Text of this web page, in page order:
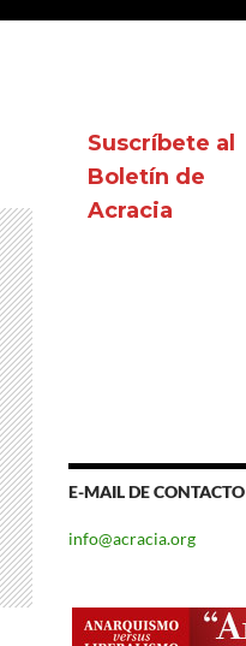
Suscríbete al
Boletín de
Acracia
E-MAIL DE CONTACTO
info@acracia.org